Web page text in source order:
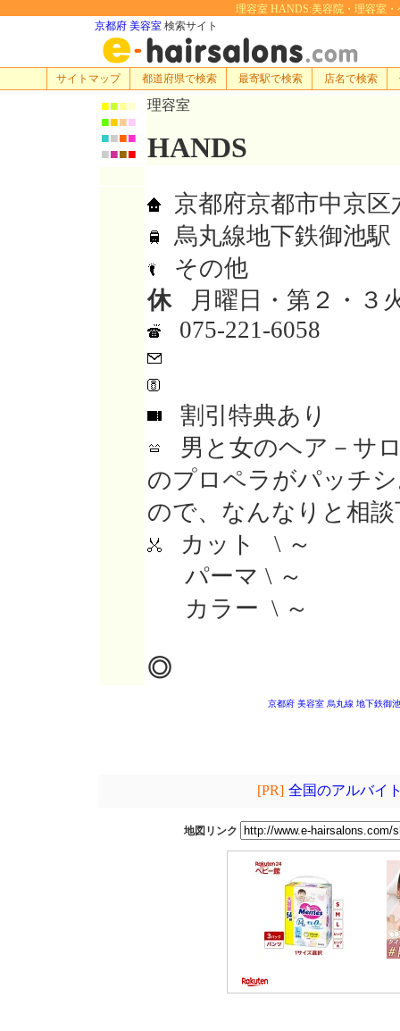
理容室 HANDS:美容院・理容室・
京都府 美容室 検索サイト
サイトマップ 都道府県で検索 最寄駅で検索 店名で検索
■■■■
■■■■
■■■■
■■■■
理容室
HANDS
京都府京都市中京
烏丸線地下鉄御池駅
その他
休月曜日・第２・３
075-221-6058
割引特典あり
男と女のヘア－サ
のプロペラがパッチ
ので、なんなりと相
カット \ ～
パーマ \ ～
カラー \ ～
◎
京都府 美容室 烏丸線 地下鉄御
[PR] 全国のアルバイ
地図リンク